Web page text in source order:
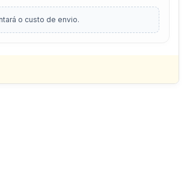
o custo de envio.